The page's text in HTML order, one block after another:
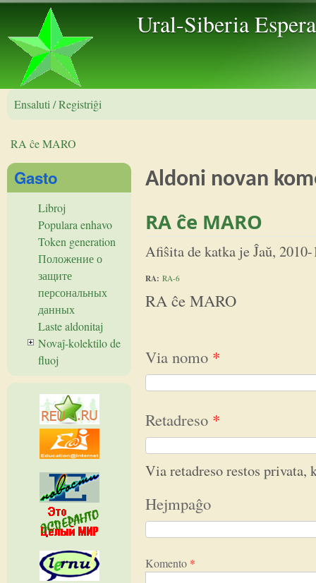
Ural-Siberia
Ensaluti / Registriĝi
Vi estas ĉi tie
RA ĉe MARO
Aldoni novan
RA ĉe MARO
Afiŝita dekatka jeĴaŭ,
RA: RA-6
RA ĉe MARO
Via nomo *
Retadreso *
Via retadreso restos privata,
Hejmpaĝo
Komento *
Gasto
Libroj
Populara enhavo
Token generation
Положение о
защите
персональных
данных
Laste aldonitaj
Novaĵ-kolektilo de
fluoj